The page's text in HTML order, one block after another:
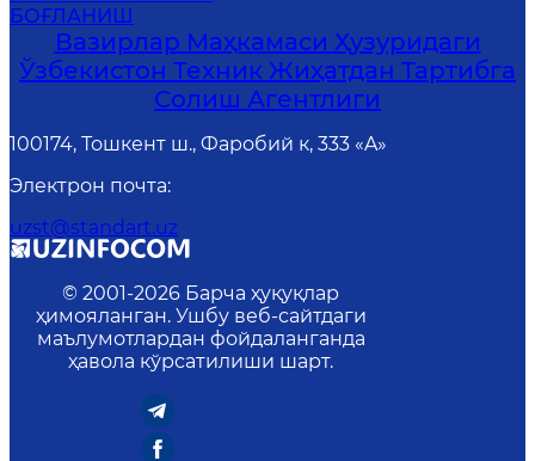
БОҒЛАНИШ
Вазирлар Маҳкамаси Ҳузуридаги
Ўзбекистон Техник Жиҳатдан Тартибга
Солиш Агентлиги
100174, Тошкент ш., Фаробий к, 333 «A»
Электрон почта:
uzst@standart.uz
© 2001-2026 Барча ҳуқуқлар
ҳимояланган. Ушбу веб-сайтдаги
маълумотлардан фойдаланганда
ҳавола кўрсатилиши шарт.